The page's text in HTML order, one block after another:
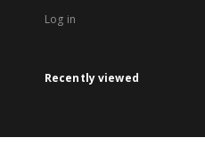
Log in
Recently viewed